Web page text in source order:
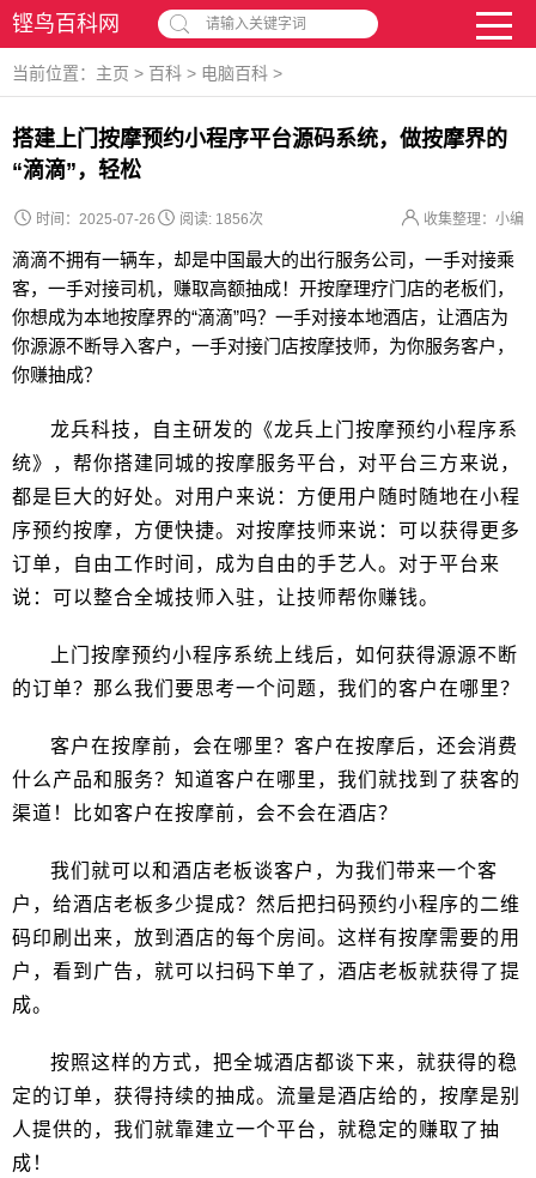
铿鸟百科网 请输入关键字词
当前位置： 主页 > 百科 > 电脑百科 >
搭建上门按摩预约小程序平台源码系统，做按摩界的
“滴滴”，轻松
时间：2025-07-26 收集整理：小编
阅读: 1856次
滴滴不拥有一辆车，却是中国最大的出行服务公司，一手对接乘
客，一手对接司机，赚取高额抽成！开按摩理疗门店的老板们，
你想成为本地按摩界的“滴滴”吗？一手对接本地酒店，让酒店为
你源源不断导入客户，一手对接门店按摩技师，为你服务客户，
你赚抽成？
龙兵科技，自主研发的《龙兵上门按摩预约小程序系
统》，帮你搭建同城的按摩服务平台，对平台三方来说，
都是巨大的好处。对用户来说：方便用户随时随地在小程
序预约按摩，方便快捷。对按摩技师来说：可以获得更多
订单，自由工作时间，成为自由的手艺人。对于平台来
说：可以整合全城技师入驻，让技师帮你赚钱。
上门按摩预约小程序系统上线后，如何获得源源不断
的订单？那么我们要思考一个问题，我们的客户在哪里？
客户在按摩前，会在哪里？客户在按摩后，还会消费
什么产品和服务？知道客户在哪里，我们就找到了获客的
渠道！比如客户在按摩前，会不会在酒店？
我们就可以和酒店老板谈客户，为我们带来一个客
户，给酒店老板多少提成？然后把扫码预约小程序的二维
码印刷出来，放到酒店的每个房间。这样有按摩需要的用
户，看到广告，就可以扫码下单了，酒店老板就获得了提
成。
按照这样的方式，把全城酒店都谈下来，就获得的稳
定的订单，获得持续的抽成。流量是酒店给的，按摩是别
人提供的，我们就靠建立一个平台，就稳定的赚取了抽
成！